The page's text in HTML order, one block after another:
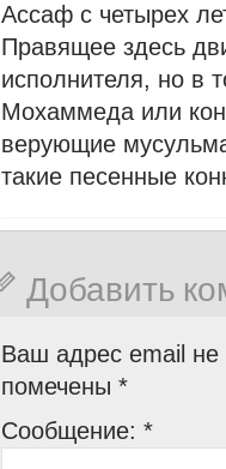
Ассаф с четырех
Правящее здесь
исполнителя, но в
Мохаммеда или
верующие
такие песенные
Добавить
Ваш адрес email не
помечены *
Сообщение: *